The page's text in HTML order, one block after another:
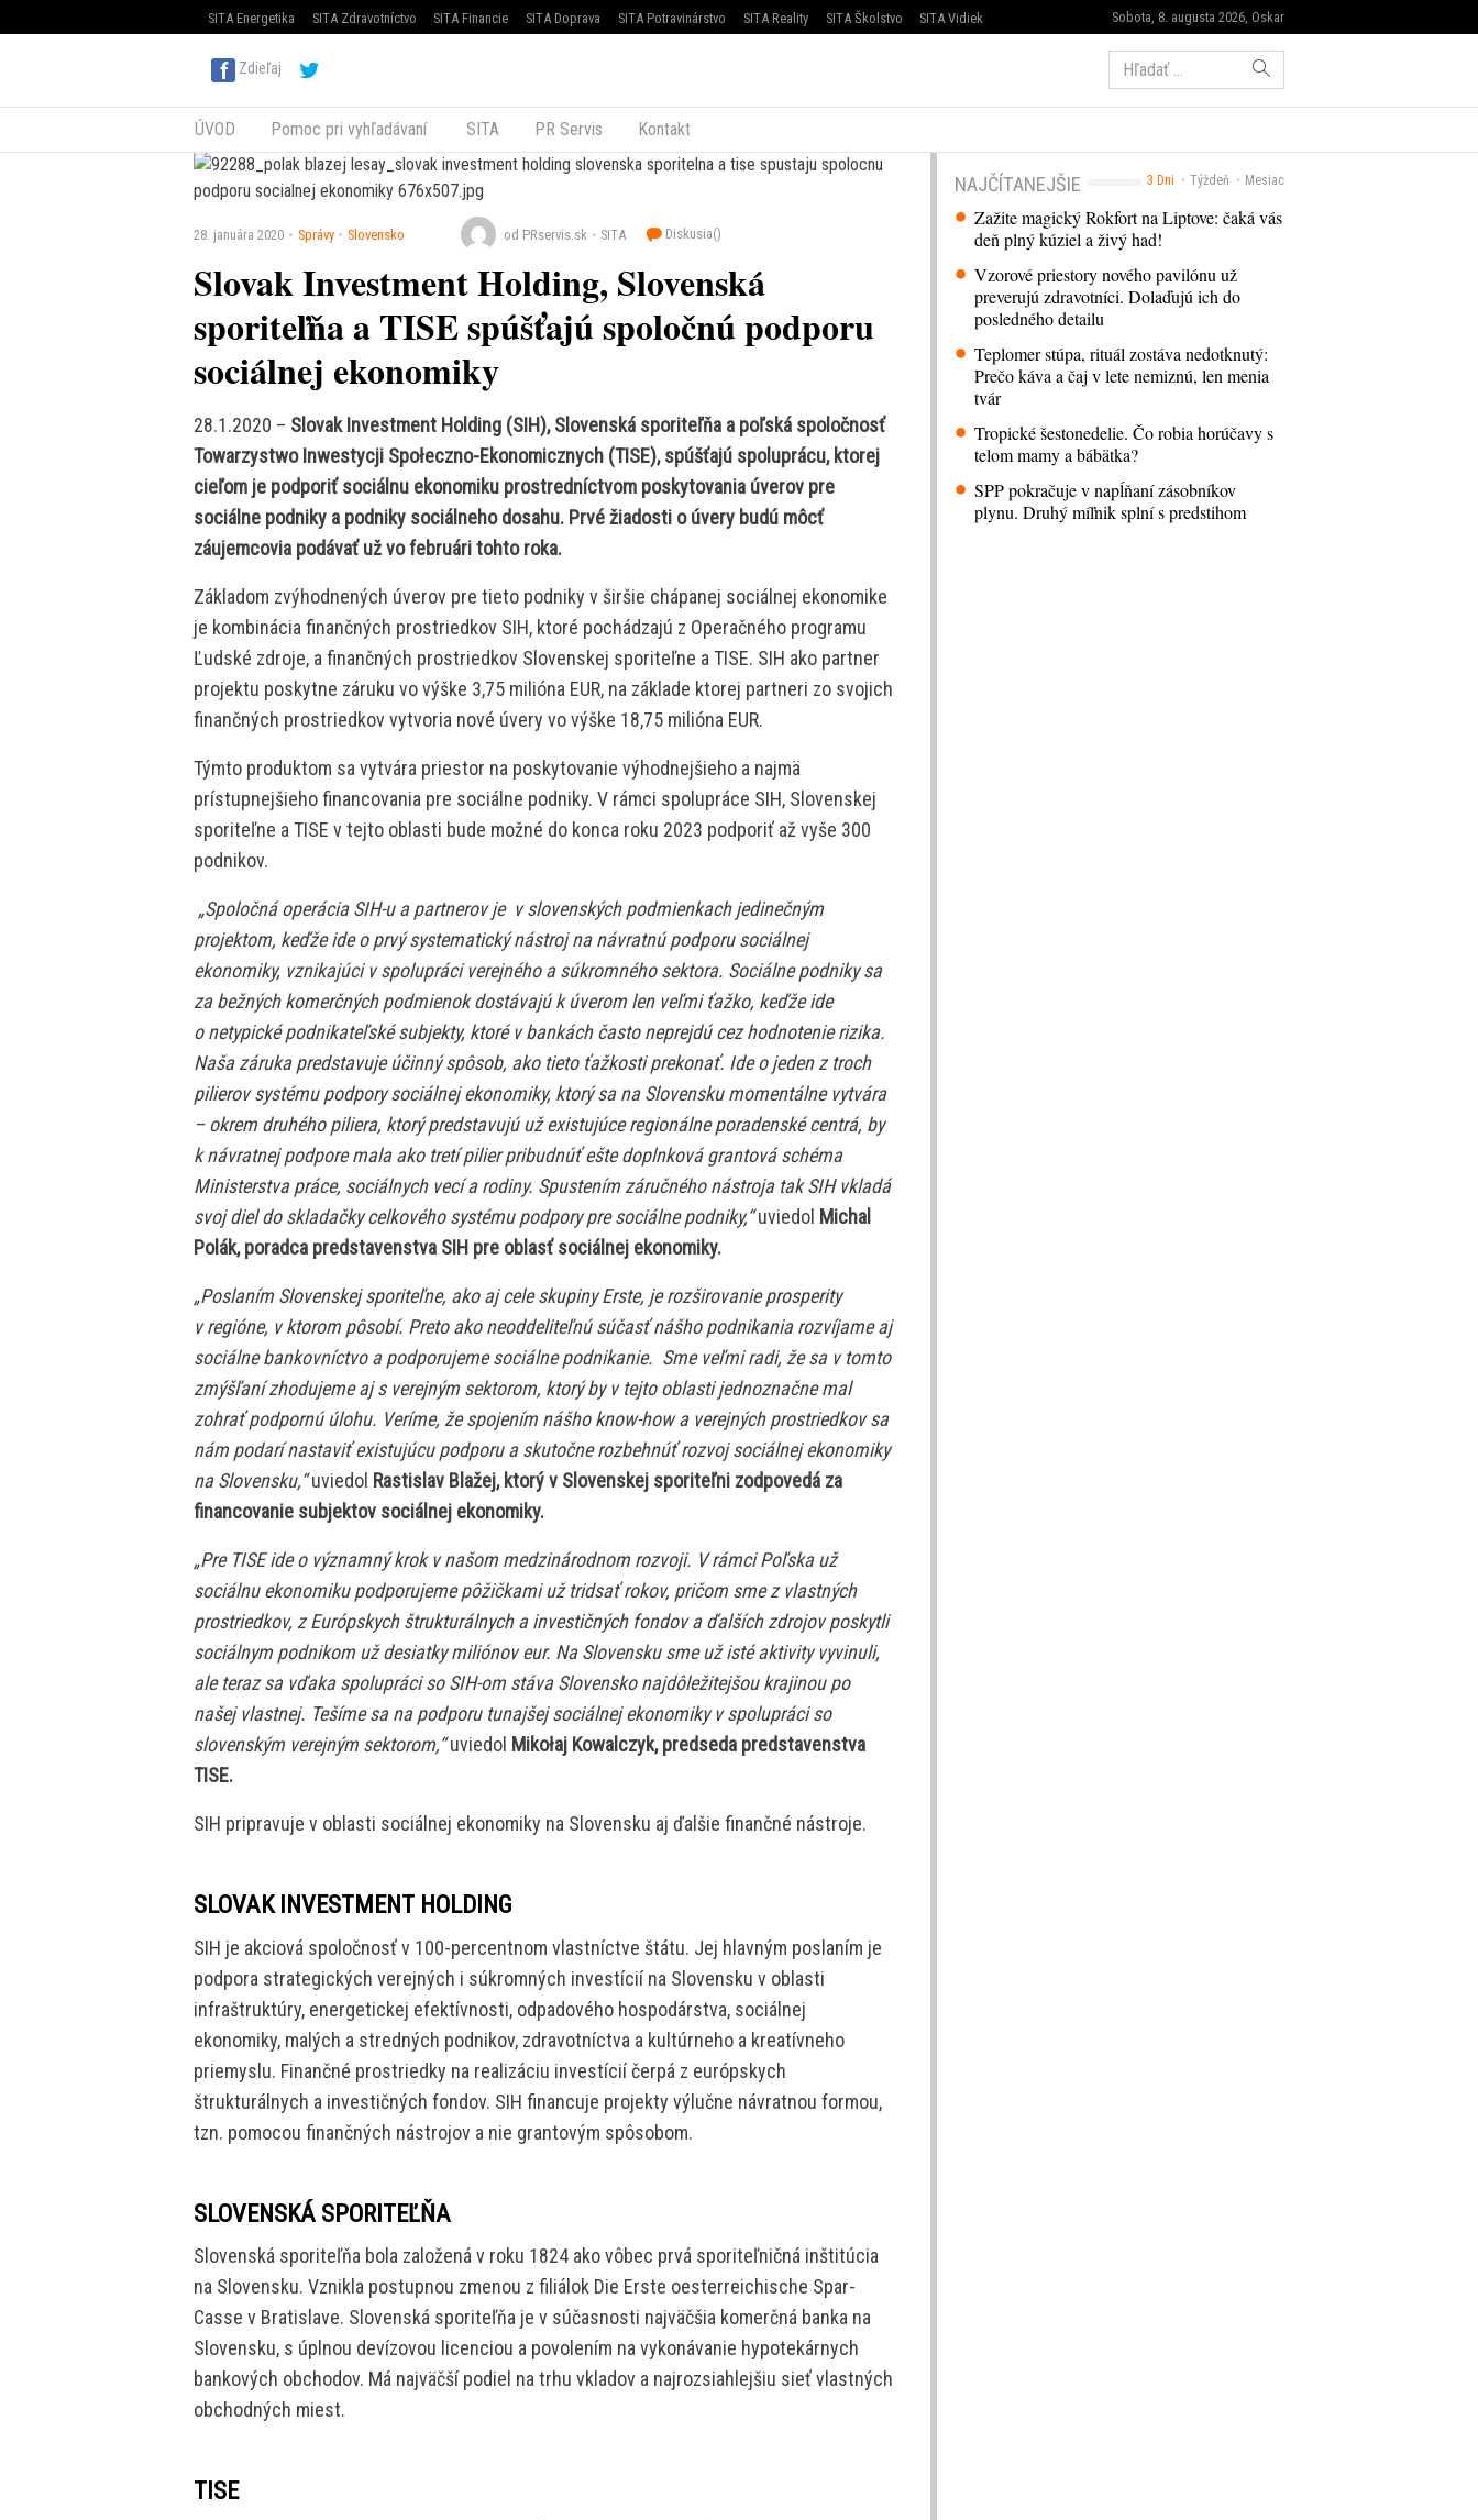
Sobota, 8. augusta 2026, Oskar
SITA Energetika SITA Zdravotníctvo SITA Financie SITA Doprava SITA Potravinárstvo SITA Reality SITA Školstvo SITA Vidiek
Zdieľaj Hľadať:
ÚVOD Pomoc pri vyhľadávaní SITA PR Servis Kontakt
28. januára 2020 Správy Slovensko od PRservis.sk SITA Diskusia()
Slovak Investment Holding, Slovenská
sporiteľňa a TISE spúšťajú spoločnú podporu
sociálnej ekonomiky
28.1.2020 – Slovak Investment Holding (SIH), Slovenská sporiteľňa a poľská spoločnosť
Towarzystwo Inwestycji Społeczno-Ekonomicznych (TISE), spúšťajú spoluprácu, ktorej
cieľom je podporiť sociálnu ekonomiku prostredníctvom poskytovania úverov pre
sociálne podniky a podniky sociálneho dosahu. Prvé žiadosti o úvery budú môcť
záujemcovia podávať už vo februári tohto roka.
Základom zvýhodnených úverov pre tieto podniky v širšie chápanej sociálnej ekonomike
je kombinácia finančných prostriedkov SIH, ktoré pochádzajú z Operačného programu
Ľudské zdroje, a finančných prostriedkov Slovenskej sporiteľne a TISE. SIH ako partner
projektu poskytne záruku vo výške 3,75 milióna EUR, na základe ktorej partneri zo svojich
finančných prostriedkov vytvoria nové úvery vo výške 18,75 milióna EUR.
Týmto produktom sa vytvára priestor na poskytovanie výhodnejšieho a najmä
prístupnejšieho financovania pre sociálne podniky. V rámci spolupráce SIH, Slovenskej
sporiteľne a TISE v tejto oblasti bude možné do konca roku 2023 podporiť až vyše 300
podnikov.
„Spoločná operácia SIH-u a partnerov je v slovenských podmienkach jedinečným
projektom, keďže ide o prvý systematický nástroj na návratnú podporu sociálnej
ekonomiky, vznikajúci v spolupráci verejného a súkromného sektora. Sociálne podniky sa
za bežných komerčných podmienok dostávajú k úverom len veľmi ťažko, keďže ide
o netypické podnikateľské subjekty, ktoré v bankách často neprejdú cez hodnotenie rizika.
Naša záruka predstavuje účinný spôsob, ako tieto ťažkosti prekonať. Ide o jeden z troch
pilierov systému podpory sociálnej ekonomiky, ktorý sa na Slovensku momentálne vytvára
– okrem druhého piliera, ktorý predstavujú už existujúce regionálne poradenské centrá, by
k návratnej podpore mala ako tretí pilier pribudnúť ešte doplnková grantová schéma
Ministerstva práce, sociálnych vecí a rodiny. Spustením záručného nástroja tak SIH vkladá
svoj diel do skladačky celkového systému podpory pre sociálne podniky,“uviedol Michal
Polák, poradca predstavenstva SIH pre oblasť sociálnej ekonomiky.
„Poslaním Slovenskej sporiteľne, ako aj cele skupiny Erste, je rozširovanie prosperity
v regióne, v ktorom pôsobí. Preto ako neoddeliteľnú súčasť nášho podnikania rozvíjame aj
sociálne bankovníctvo a podporujeme sociálne podnikanie. Sme veľmi radi, že sa v tomto
zmýšľaní zhodujeme aj s verejným sektorom, ktorý by v tejto oblasti jednoznačne mal
zohrať podpornú úlohu. Veríme, že spojením nášho know-how a verejných prostriedkov sa
nám podarí nastaviť existujúcu podporu a skutočne rozbehnúť rozvoj sociálnej ekonomiky
na Slovensku,“uviedol Rastislav Blažej, ktorý v Slovenskej sporiteľni zodpovedá za
financovanie subjektov sociálnej ekonomiky.
„Pre TISE ide o významný krok v našom medzinárodnom rozvoji. V rámci Poľska už
sociálnu ekonomiku podporujeme pôžičkami už tridsať rokov, pričom sme z vlastných
prostriedkov, z Európskych štrukturálnych a investičných fondov a ďalších zdrojov poskytli
sociálnym podnikom už desiatky miliónov eur. Na Slovensku sme už isté aktivity vyvinuli,
ale teraz sa vďaka spolupráci so SIH-om stáva Slovensko najdôležitejšou krajinou po
našej vlastnej. Tešíme sa na podporu tunajšej sociálnej ekonomiky v spolupráci so
slovenským verejným sektorom,“uviedol Mikołaj Kowalczyk, predseda predstavenstva
TISE.
SIH pripravuje v oblasti sociálnej ekonomiky na Slovensku aj ďalšie finančné nástroje.
SLOVAK INVESTMENT HOLDING
SIH je akciová spoločnosť v 100-percentnom vlastníctve štátu. Jej hlavným poslaním je
podpora strategických verejných i súkromných investícií na Slovensku v oblasti
infraštruktúry, energetickej efektívnosti, odpadového hospodárstva, sociálnej
ekonomiky, malých a stredných podnikov, zdravotníctva a kultúrneho a kreatívneho
priemyslu. Finančné prostriedky na realizáciu investícií čerpá z európskych
štrukturálnych a investičných fondov. SIH financuje projekty výlučne návratnou formou,
tzn. pomocou finančných nástrojov a nie grantovým spôsobom.
SLOVENSKÁ SPORITEĽŇA
Slovenská sporiteľňa bola založená v roku 1824 ako vôbec prvá sporiteľničná inštitúcia
na Slovensku. Vznikla postupnou zmenou z filiálok Die Erste oesterreichische Spar-
Casse v Bratislave. Slovenská sporiteľňa je v súčasnosti najväčšia komerčná banka na
Slovensku, s úplnou devízovou licenciou a povolením na vykonávanie hypotekárnych
bankových obchodov. Má najväčší podiel na trhu vkladov a najrozsiahlejšiu sieť vlastných
obchodných miest.
TISE
3 Dni Týždeň Mesiac
NAJČÍTANEJŠIE
Zažite magický Rokfort na Liptove: čaká vás
deň plný kúziel a živý had!
Vzorové priestory nového pavilónu už
preverujú zdravotníci. Dolaďujú ich do
posledného detailu
Teplomer stúpa, rituál zostáva nedotknutý:
Prečo káva a čaj v lete nemiznú, len menia
tvár
Tropické šestonedelie. Čo robia horúčavy s
telom mamy a bábätka?
SPP pokračuje v napĺňaní zásobníkov
plynu. Druhý míľnik splní s predstihom